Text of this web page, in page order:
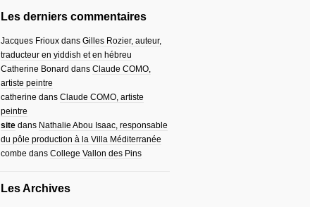
Les derniers commentaires
Jacques Friouxdans Gilles Rozier, auteur,
traducteur en yiddish et en hébreu
Catherine Bonard dans Claude COMO,
artiste peintre
catherine dans Claude COMO, artiste
peintre
sitedans Nathalie Abou Isaac, responsable
du pôle production à la Villa Méditerranée
combe dans College Vallon des Pins
Les Archives